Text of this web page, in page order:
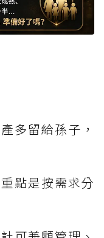
多留給孫子，
點是按需求分